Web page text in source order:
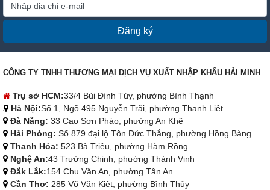
Đăng ký
CÔNG TY TNHH THƯƠNG MẠI DỊCH VỤ XUẤT NHẬP KHẨU HẢI MINH
Trụ sở HCM:33/4 Bùi Đình Túy, phường Bình Thạnh
Hà Nội:Số 1, Ngõ 495 Nguyễn Trãi, phường Thanh Liệt
Đà Nẵng: 33 Cao Sơn Pháo, phường An Khê
Hải Phòng: Số 879 đại lộ Tôn Đức Thắng, phường Hồng Bàng
Thanh Hóa: 523 Bà Triệu, phường Hàm Rồng
Nghệ An:43 Trường Chinh, phường Thành Vinh
Đắk Lắk:154 Chu Văn An, phường Tân An
Cần Thơ: 285 Võ Văn Kiệt, phường Bình Thủy